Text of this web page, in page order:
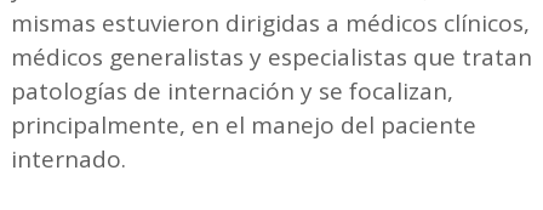
mismas estuvieron dirigidas a médicos clínicos,
médicos generalistas y especialistas que tratan
patologías de internación y se focalizan,
principalmente, en el manejo del paciente
internado.